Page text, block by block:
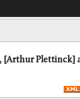
[Arthur Plettinck]